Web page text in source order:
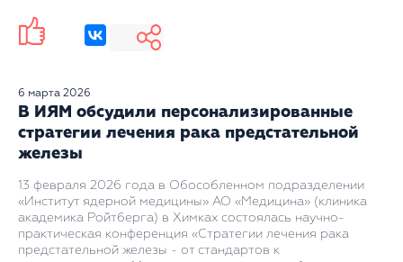
6 марта 2026
В ИЯМ обсудили персонализированные
стратегии лечения рака предстательной
железы
13 февраля 2026 года в Обособленном подразделении
«Институт ядерной медицины» АО «Медицина» (клиника
академика Ройтберга) в Химках состоялась научно-
практическая конференция «Стратегии лечения рака
предстательной железы - от стандартов к